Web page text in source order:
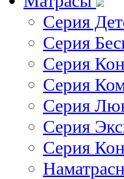
Серия
Серия
Серия
Серия
Серия
Серия
Серия